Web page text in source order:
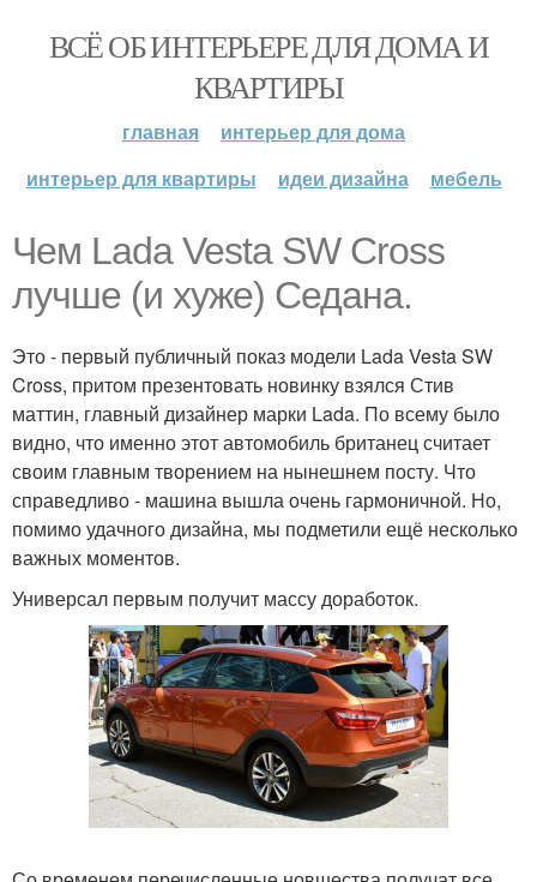
ВСЁ ОБ ИНТЕРЬЕРЕ ДЛЯ ДОМА И
КВАРТИРЫ
главная
интерьер для дома
интерьер для квартиры
идеи дизайна мебель
Чем Lada Vesta SW Cross
лучше (и хуже) Седана.
Это - первый публичный показ модели Lada Vesta SW
Cross, притом презентовать новинку взялся Стив
маттин, главный дизайнер марки Lada. По всему было
видно, что именно этот автомобиль британец считает
своим главным творением на нынешнем посту. Что
справедливо - машина вышла очень гармоничной. Но,
помимо удачного дизайна, мы подметили ещё несколько
важных моментов.
Универсал первым получит массу доработок.